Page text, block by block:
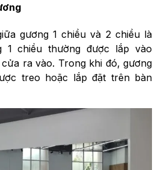
gương 1 chiều và 2 chiều là
1 chiều thường được lắp vào
ra vào. Trong khi đó, gương
treo hoặc lắp đặt trên bàn